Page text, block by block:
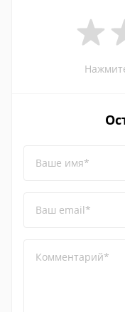
Ваше имя*
Ваш email*
Комментарий*